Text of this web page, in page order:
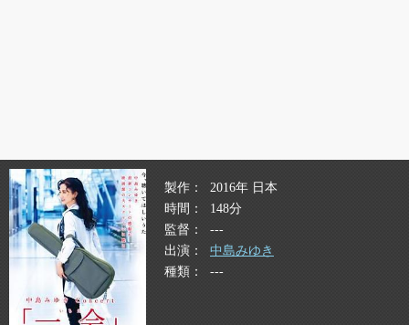
製作
2016年 日本
時間
148分
監督
---
出演
中島みゆき
種類
---